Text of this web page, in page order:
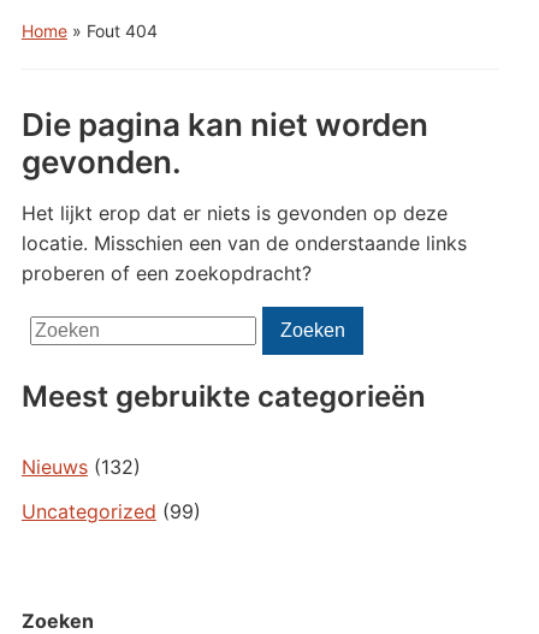
Home» Fout 404
Zoeken
Die pagina kan niet worden
gevonden.
Het lijkt erop dat er niets is gevonden op deze
locatie. Misschien een van de onderstaande links
proberen of een zoekopdracht?
Zoeken
naar:
Zoeken
Meest gebruikte categorieën
Nieuws(132)
Uncategorized (99)